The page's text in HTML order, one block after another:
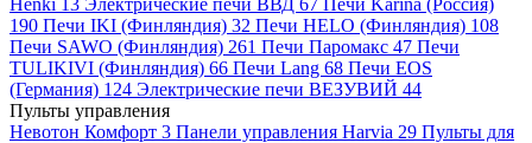
Henki 13 Электрические печи ВВД 67 Печи Karina (Россия)
190 Печи IKI (Финляндия) 32 Печи HELO (Финляндия) 108
Печи SAWO (Финляндия) 261 Печи Паромакс 47 Печи
TULIKIVI (Финляндия) 66 Печи Lang 68 Печи EOS
(Германия) 124 Электрические печи ВЕЗУВИЙ 44
Пульты управления
Невотон Комфорт 3 Панели управления Harvia 29 Пульты для